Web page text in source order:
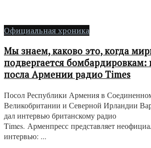
Официальная хроника
Мы знаем, каково это, когда
подвергается бомбардировкам:
посла Армении радио Times
Посол Республики Армения в
Великобритании и Северной Ирландии
дал интервью британскому радио
Times. Арменпресс представляет
интервью: ...